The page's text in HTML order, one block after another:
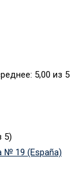
5)
№ 19 (España)